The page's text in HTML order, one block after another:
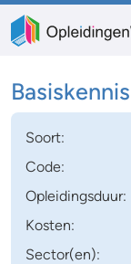
Soort:
Code:
Opleidingsduur:
Kosten:
Sector(en):